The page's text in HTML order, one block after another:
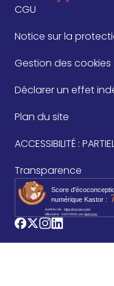
CGU
Notice sur la
Gestion des cookies
Déclarer un effet
Plan du site
ACCESSIBILITÉ :
Transparence
Score
numérique Kastor :
Audit du site https://servier.com/
Effectué le 01/07/2026 par Spécinov
logo_facebook
logo_twitter
logo_instagram
logo_linkedin